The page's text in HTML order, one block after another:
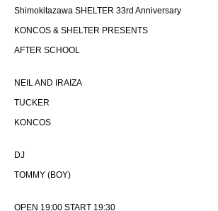
Shimokitazawa SHELTER 33rd Anniversary
KONCOS & SHELTER PRESENTS
AFTER SCHOOL
NEIL AND IRAIZA
TUCKER
KONCOS
DJ
TOMMY (BOY)
OPEN 19:00 START 19:30